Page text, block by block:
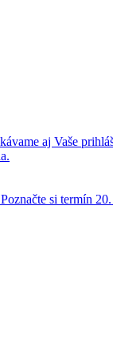
aj Vaše
si termín